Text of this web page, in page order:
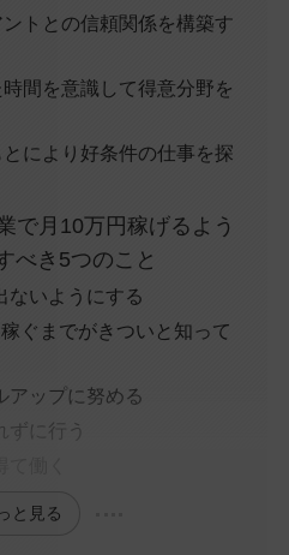
トとの信頼関係を構築す
間を意識して得意分野を
により好条件の仕事を探
で月10万円稼げるよう
べき5つのこと
ないようにする
ぐまでがきついと知って
アップに努める
ずに行う
と見る